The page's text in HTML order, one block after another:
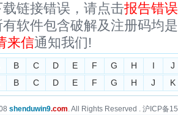
链接错误，请点击报告错误
软件包含破解及注册码均
来信通知我们!
B C D E F G H I
J
B C D E F G H J K
shenduwin9.com. All Rights Reserved . 沪ICP备